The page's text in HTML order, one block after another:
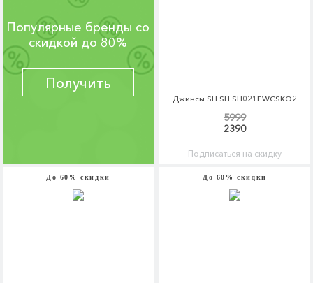
Популярные бренды со
скидкой до 80%
Получить
Джинсы SH SH SH021EWCSKQ2
5999
2390
Подписаться на скидку
До 60% скидки До 60% скидки